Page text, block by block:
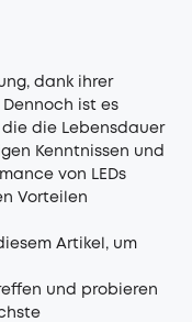
dank ihrer
ist es
die Lebensdauer
Kenntnissen und
von LEDs
Vorteilen
Artikel, um
und probieren